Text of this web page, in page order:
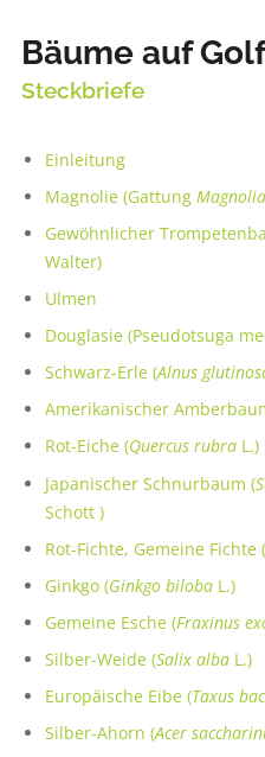
Bäume auf
Steckbriefe
Einleitung
Magnolie (Gattung Magnolia
Gewöhnlicher
Walter)
Ulmen
Douglasie (Pseudotsuga
Schwarz-Erle (Alnus
Amerikanischer
Rot-Eiche (Quercus rubraL.)
Japanischer Schnurbaum (
Schott )
Rot-Fichte, Gemeine Fichte (
Ginkgo (Ginkgo bilobaL.)
Gemeine Esche (Fraxinus
Silber-Weide (Salix albaL.)
Europäische Eibe (Taxus
Silber-Ahorn (Acer